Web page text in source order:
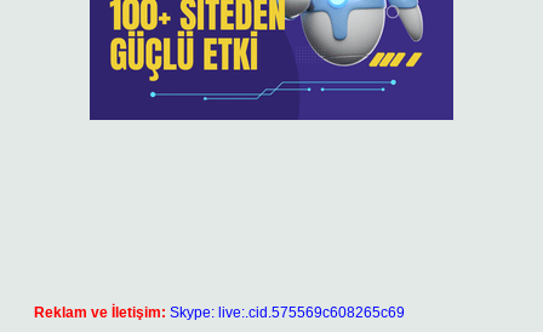
Reklam ve İletişim: Skype: live:.cid.575569c608265c69